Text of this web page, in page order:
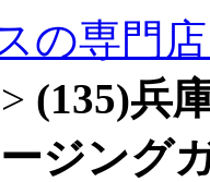
の専門
> (135)兵
ジング